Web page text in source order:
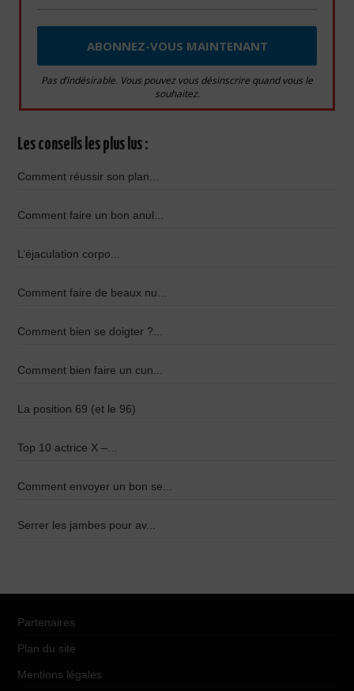
Pas d’indésirable. Vous pouvez vous désinscrire quand vous le
souhaitez.
Les conseils les plus lus :
Comment réussir son plan...
Comment faire un bon anul...
L’éjaculation corpo...
Comment faire de beaux nu...
Comment bien se doigter ?...
Comment bien faire un cun...
La position 69 (et le 96)
Top 10 actrice X –...
Comment envoyer un bon se...
Serrer les jambes pour av...
Partenaires
Plan du site
Mentions légales